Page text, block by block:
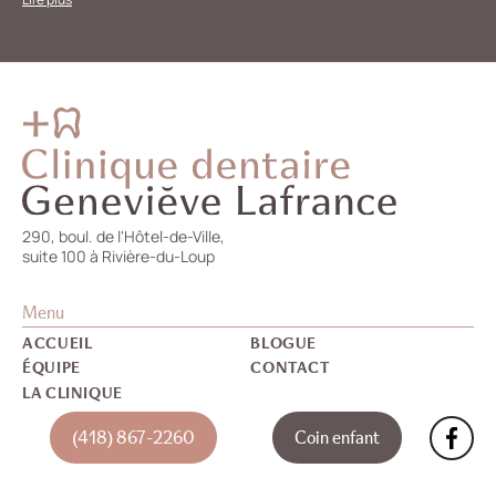
290, boul. de l'Hôtel-de-Ville,
suite 100 à Rivière-du-Loup
Menu
ACCUEIL
ÉQUIPE
LA CLINIQUE
BLOGUE
CONTACT
(418) 867-2260 Coin enfant